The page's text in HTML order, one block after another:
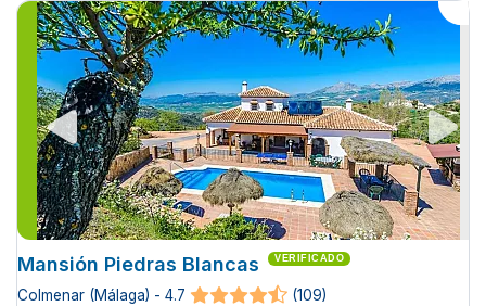
Mansión Piedras Blancas VERIFICADO
Colmenar (Málaga) - 4.7
(109)